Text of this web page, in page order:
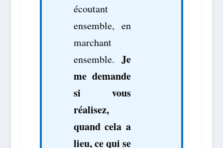
écoutant
ensemble, en
marchant
ensemble.Je
me demande
si vous
réalisez,
quand cela a
lieu, ce qui se